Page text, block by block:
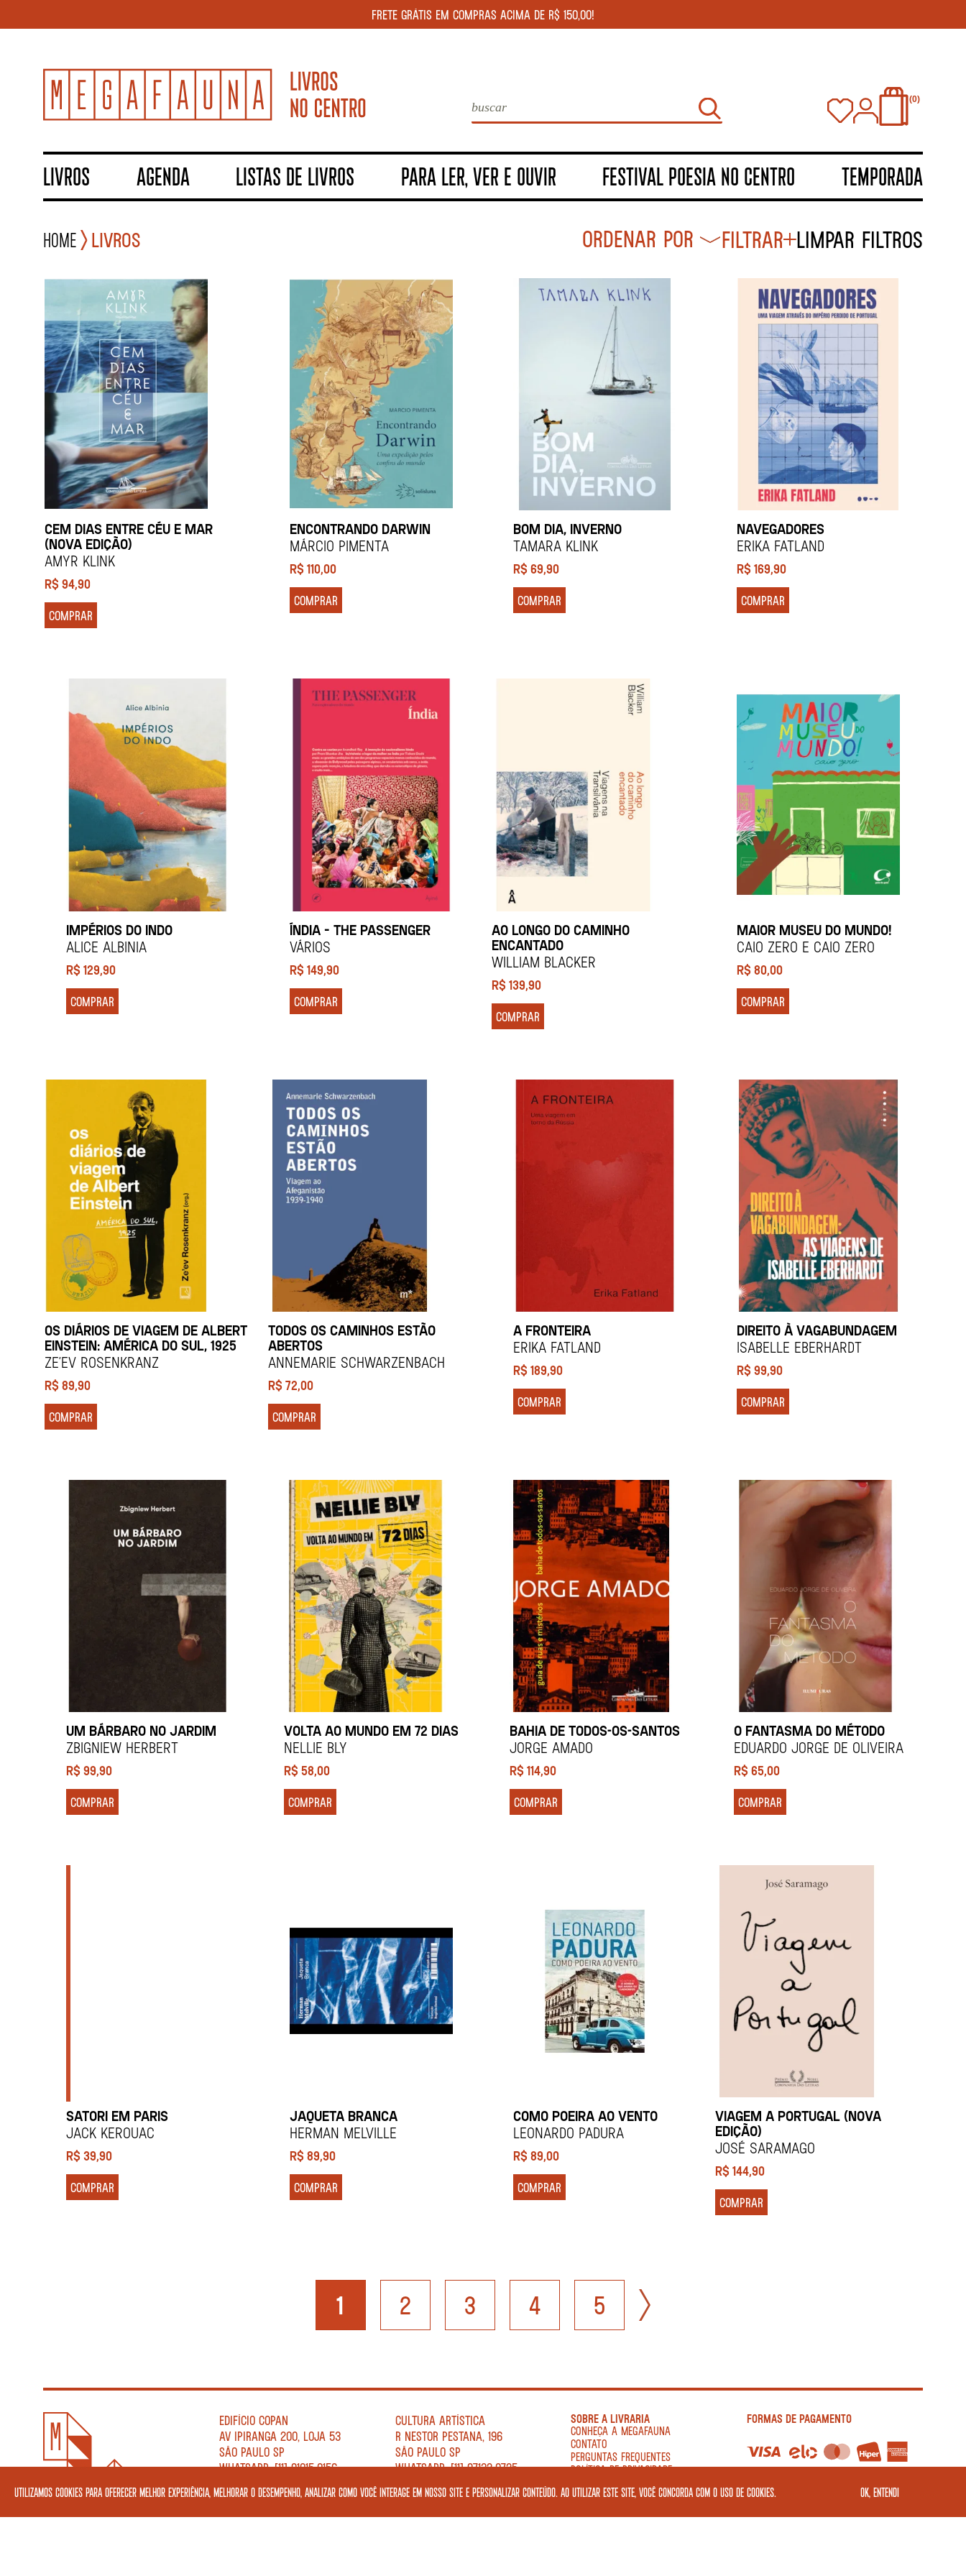
FRETE GRÁTIS EM COMPRAS ACIMA DE R$ 150,00!
0
LIVROS AGENDA LISTAS DE LIVROS PARA LER, VER E OUVIR FESTIVAL POESIA NO CENTRO TEMPORADA
Home Livros Filtrar Limpar filtros
CEM DIAS ENTRE CÉU E MAR
(NOVA EDIÇÃO)
Amyr Klink
R$ 94,90
COMPRAR
ENCONTRANDO DARWIN
Márcio Pimenta
R$110,00
COMPRAR
BOM DIA, INVERNO
Tamara Klink
R$69,90
COMPRAR
NAVEGADORES
Erika Fatland
R$169,90
COMPRAR
IMPÉRIOS DO INDO
Alice Albinia
R$129,90
COMPRAR
ÍNDIA – THE PASSENGER
Vários
R$149,90
COMPRAR
AO LONGO DO CAMINHO
ENCANTADO
William Blacker
R$ 139,90
COMPRAR
MAIOR MUSEU DO MUNDO!
Caio Zero e Caio Zero
R$80,00
COMPRAR
OS DIÁRIOS DE VIAGEM DE ALBERT
EINSTEIN: AMÉRICA DO SUL, 1925
Ze’ev Rosenkranz
R$ 89,90
COMPRAR
TODOS OS CAMINHOS ESTÃO
ABERTOS
ANNEMARIE SCHWARZENBACH
R$ 72,00
COMPRAR
A FRONTEIRA
Erika Fatland
R$189,90
COMPRAR
DIREITO À VAGABUNDAGEM
Isabelle Eberhardt
R$99,90
COMPRAR
UM BÁRBARO NO JARDIM
Zbigniew Herbert
R$99,90
COMPRAR
VOLTA AO MUNDO EM 72 DIAS
Nellie Bly
R$58,00
COMPRAR
BAHIA DE TODOS-OS-SANTOS
Jorge Amado
R$114,90
COMPRAR
O FANTASMA DO MÉTODO
EDUARDO JORGE DE OLIVEIRA
R$ 65,00
COMPRAR
SATORI EM PARIS
JACK KEROUAC
R$39,90
COMPRAR
JAQUETA BRANCA
Herman Melville
R$89,90
COMPRAR
COMO POEIRA AO VENTO
Leonardo Padura
R$89,00
COMPRAR
VIAGEM A PORTUGAL (NOVA
EDIÇÃO)
José Saramago
R$ 144,90
COMPRAR
1 2 3 4 5
Utilizamos cookies para oferecer melhor experiência, melhorar o desempenho, analizar como você interage em nosso site e personalizar conteúdo. Ao utilizar este site, você concorda com o uso de cookies. OK, ENTENDI
EDIFÍCIO COPAN
AV IPIRANGA 200, LOJA 53
SÃO PAULO SP
WHATSAPP: [11] 91015-0156
TER A SÁB 10H—21H
CULTURA ARTÍSTICA
R NESTOR PESTANA, 196
SÃO PAULO SP
WHATSAPP: [11] 97132-0725
TER A SEX 12H—21H
SOBRE A LIVRARIA
CONHEÇA A MEGAFAUNA
CONTATO
PERGUNTAS FREQUENTES
POLÍTICA DE PRIVACIDADE
REDES SOCIAIS
FORMAS DE PAGAMENTO